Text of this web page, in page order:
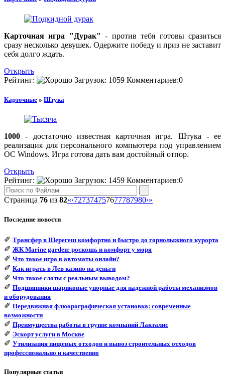
Карточная игра "Дурак" - против тебя готовы сразиться
сразу несколько девушек. Одержите победу и приз не заставит
себя долго ждать.
Открыть
Рейтинг:
Загрузок: 1059 Комментариев:0
Карточные » Штука
1000 - достаточно известная карточная игра. Штука - ее
реализация для персонального компьютера под управлением
ОС Windows. Игра готова дать вам достойный отпор.
Открыть
Рейтинг:
Загрузок: 1459 Комментариев:0
Страница 76 из 82«‹727374757677787980›»
Последние новости
✐ Трансфер в Шерегеш комфортно и быстро до горнолыжного курорта
✐ ЖК Marine garden: роскошь и комфорт у моря
✐ Что такое игра в автоматы онлайн?
✐ Как играть в Лев казино на деньги
✐ Что такое слоты с реальным выводом?
✐ Подшипники шариковые упорные для надежной работы механизмов
и оборудования
✐ Передвижная флюорографическая установка: современные
возможности
✐ Преимущества работы в группе компаний Лакталис
✐ Эскорт услуги в Москве
✐ Утилизация пищевых отходов и вывоз строительных отходов
профессионально и качественно
Популярные статьи